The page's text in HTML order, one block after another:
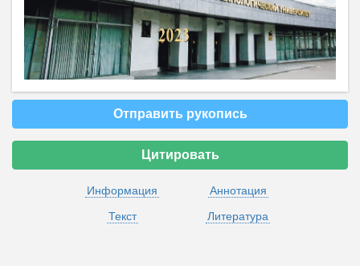
Отправить рукопись
Цитировать
Информация
Аннотация
Текст
Литература